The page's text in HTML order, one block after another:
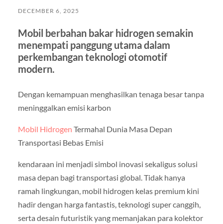
DECEMBER 6, 2025
Mobil berbahan bakar hidrogen semakin
menempati panggung utama dalam
perkembangan teknologi otomotif
modern.
Dengan kemampuan menghasilkan tenaga besar tanpa
meninggalkan emisi karbon
Mobil Hidrogen Termahal Dunia Masa Depan
Transportasi Bebas Emisi
kendaraan ini menjadi simbol inovasi sekaligus solusi
masa depan bagi transportasi global. Tidak hanya
ramah lingkungan, mobil hidrogen kelas premium kini
hadir dengan harga fantastis, teknologi super canggih,
serta desain futuristik yang memanjakan para kolektor